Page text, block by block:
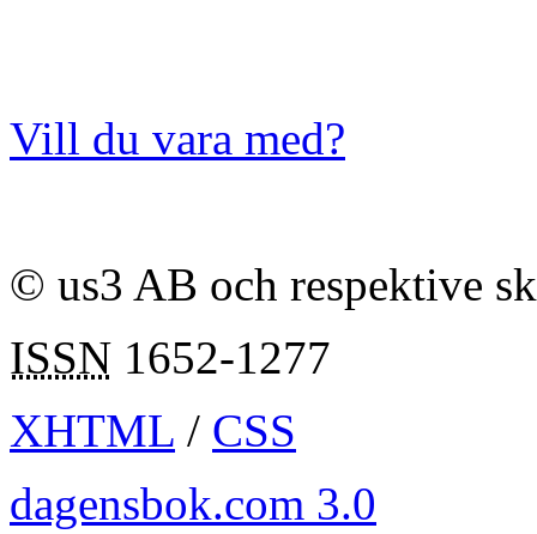
Vill du vara med?
© us3 AB och respektive
ISSN 1652-1277
XHTML / CSS
dagensbok.com 3.0